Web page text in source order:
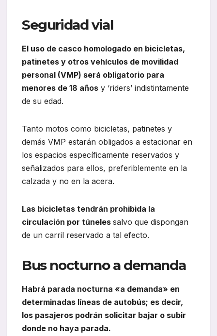
Seguridad vial
El uso de casco homologado en bicicletas,
patinetes y otros vehículos de movilidad
personal (VMP) será obligatorio para
menores de 18 años y ‘riders’ indistintamente
de su edad.
Tanto motos como bicicletas, patinetes y
demás VMP estarán obligados a estacionar en
los espacios específicamente reservados y
señalizados para ellos, preferiblemente en la
calzada y no en la acera.
Las bicicletas tendrán prohibida la
circulación por túneles salvo que dispongan
de un carril reservado a tal efecto.
Bus nocturno a demanda
Habrá parada nocturna «a demanda» en
determinadas líneas de autobús; es decir,
los pasajeros podrán solicitar bajar o subir
donde no haya parada.